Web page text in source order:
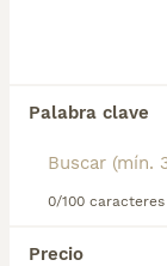
Palabra clave
0/100 caracteres
Precio